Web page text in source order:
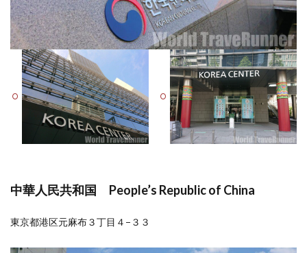
中華人民共和国 People’s Republic of China
東京都港区元麻布３丁目４−３３